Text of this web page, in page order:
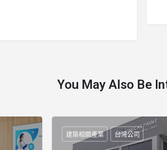
You May Also Be
建築相關產業 台灣公司